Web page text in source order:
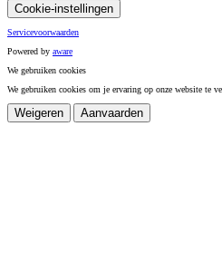
Cookie-instellingen
Servicevoorwaarden
Powered by aware
We gebruiken cookies
We gebruiken cookies om je ervaring op onze website te
Weigeren Aanvaarden